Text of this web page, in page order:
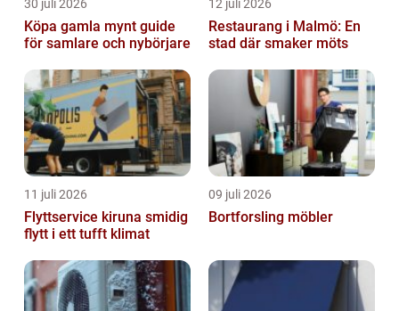
30 juli 2026
Köpa gamla mynt guide
för samlare och nybörjare
12 juli 2026
Restaurang i Malmö: En
stad där smaker möts
11 juli 2026
Flyttservice kiruna smidig
flytt i ett tufft klimat
09 juli 2026
Bortforsling möbler